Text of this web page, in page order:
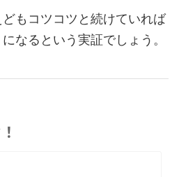
もコツコツと続けていれば
なるという実証でしょう。